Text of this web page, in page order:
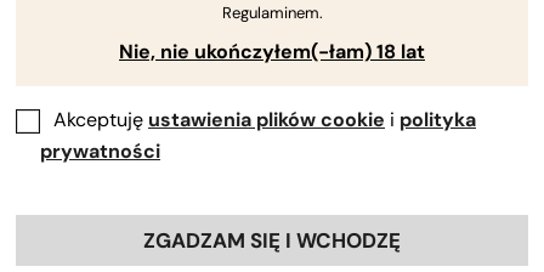
Help Center > RQS Growers Club Back
Regulaminem.
Nie, nie ukończyłem(-łam) 18 lat
Akceptuję ustawienia plików cookie i polityka
prywatności
ZGADZAM SIĘ I WCHODZĘ